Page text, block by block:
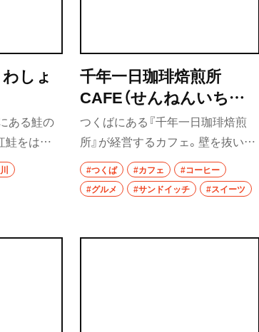
しょ
ある鮭の
鮭をはじ
など多様
。焼き
個性の異
ようにし
千年一日珈琲焙煎所
CAFE（せんねんいちじ
つこーひーばいせんじょ
カフェ）
つくばにある『千年一日珈琲焙煎
所』が経営するカフェ。壁を抜いた
り、カウンターを立てたり、自分た
ちで改装をした店内はギャラリー
も兼ね、展示によって席の配置を変
っくりと抽出し、豊かな香りと風味
#つくば #カフェ
#コーヒー
#グルメ
#サンドイッチ #スイーツ